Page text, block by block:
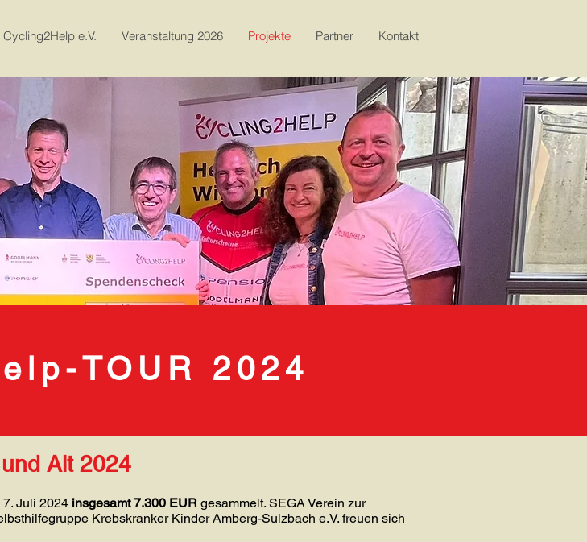
Cycling2Help e.V. Veranstaltung 2026 Projekte Partner Kontakt
TOUR 2024
Alt 2024
Juli 2024 insgesamt 7.300 EUR gesammelt. SEGA Verein zur
Krebskranker Kinder Amberg-Sulzbach e.V. freuen sich